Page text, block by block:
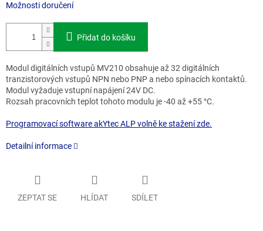
Možnosti doručení
Přidat do košíku
Modul digitálních vstupů MV210 obsahuje až 32 digitálních
tranzistorových vstupů NPN nebo PNP a nebo spínacích kontaktů.
Modul vyžaduje vstupní napájení 24V DC.
Rozsah pracovních teplot tohoto modulu je -40 až +55 °C.
Programovací software akYtec ALP volně ke stažení zde.
Detailní informace
ZEPTAT SE HLÍDAT SDÍLET